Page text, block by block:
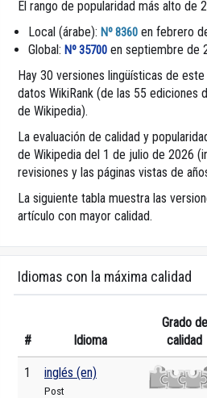
El rango de popularidad más alto de
Local (árabe): Nº 8360 en febrero
Global: Nº 35700 en septiembre de
Hay 30 versiones lingüísticas de
datos WikiRank (de las 55 ediciones
de Wikipedia).
La evaluación de calidad y
de Wikipedia del 1 de julio de 2026
revisiones y las páginas vistas de
La siguiente tabla muestra las
artículo con mayor calidad.
Idiomas con la máxima calidad
# Idioma
Grado de
calidad
1 inglés (en)
Post